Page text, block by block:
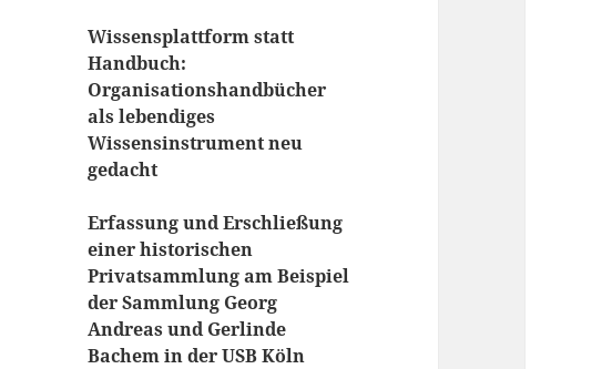
Wissensplattform statt
Handbuch:
Organisationshandbücher
als lebendiges
Wissensinstrument neu
gedacht
Erfassung und Erschließung
einer historischen
Privatsammlung am Beispiel
der Sammlung Georg
Andreas und Gerlinde
Bachem in der USB Köln